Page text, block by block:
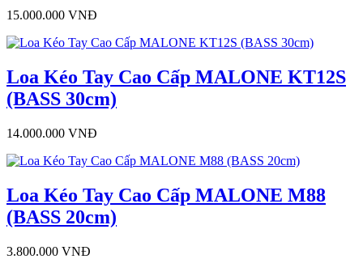
15.000.000 VNĐ
Loa Kéo Tay Cao Cấp MALONE KT12S
(BASS 30cm)
14.000.000 VNĐ
Loa Kéo Tay Cao Cấp MALONE M88
(BASS 20cm)
3.800.000 VNĐ